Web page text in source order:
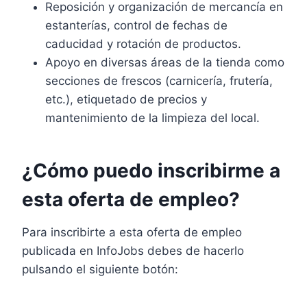
Reposición y organización de mercancía en
estanterías, control de fechas de
caducidad y rotación de productos.
Apoyo en diversas áreas de la tienda como
secciones de frescos (carnicería, frutería,
etc.), etiquetado de precios y
mantenimiento de la limpieza del local.
¿Cómo puedo inscribirme a
esta oferta de empleo?
Para inscribirte a esta oferta de empleo
publicada en InfoJobs debes de hacerlo
pulsando el siguiente botón: